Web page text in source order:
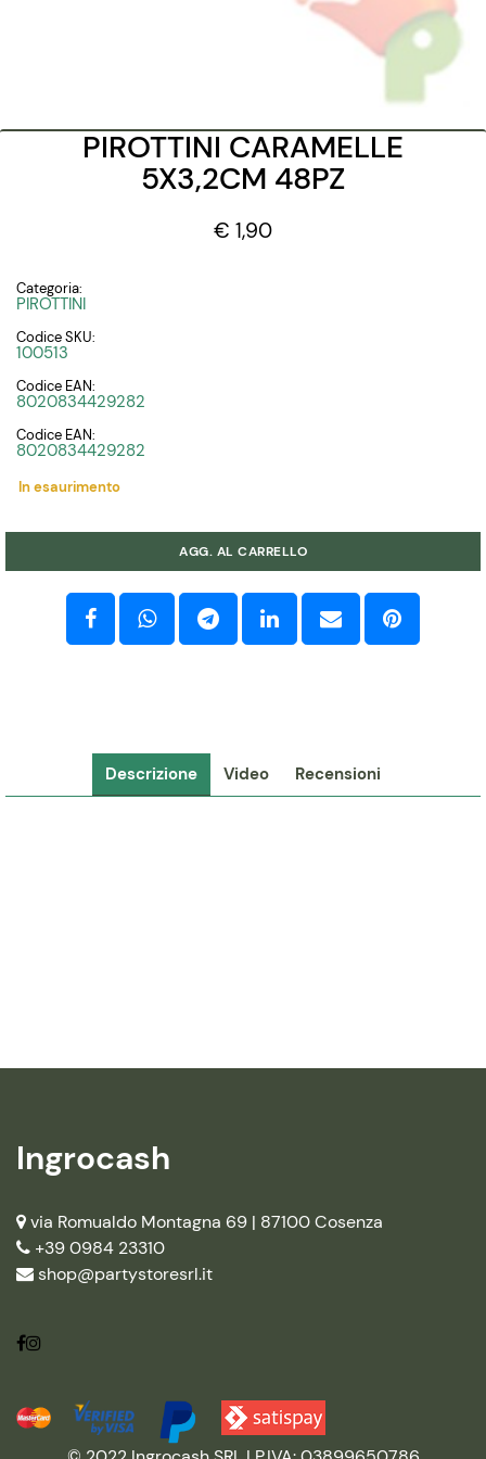
PIROTTINI CARAMELLE
5X3,2CM 48PZ
€ 1,90
Categoria:
PIROTTINI
Codice SKU:
100513
Codice EAN:
8020834429282
Codice EAN:
8020834429282
In esaurimento
AGG. AL CARRELLO
Descrizione Video Recensioni
Ingrocash
via Romualdo Montagna 69 | 87100 Cosenza
+39 0984 23310
shop@partystoresrl.it